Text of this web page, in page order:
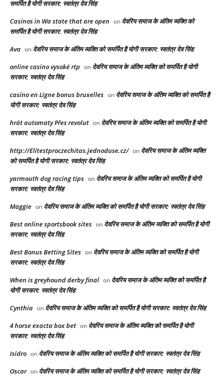
समर्पित है योगी सरकार: स्वतंत्र देव सिंह
Casinos in Wa state that are open on देवरिय समाज के अंतिम व्यक्ति को
समर्पित है योगी सरकार: स्वतंत्र देव सिंह
Ava on देवरिय समाज के अंतिम व्यक्ति को समर्पित है योगी सरकार: स्वतंत्र देव सिंह
online casino vysoké rtp on देवरिय समाज के अंतिम व्यक्ति को समर्पित है योगी
सरकार: स्वतंत्र देव सिंह
casino en Ligne bonus bruxelles on देवरिय समाज के अंतिम व्यक्ति को समर्पित है
योगी सरकार: स्वतंत्र देव सिंह
hrát automaty Přes revolut on देवरिय समाज के अंतिम व्यक्ति को समर्पित है योगी
सरकार: स्वतंत्र देव सिंह
http://Elitestproczechitas.jednoduse.cz/ on देवरिय समाज के अंतिम व्यक्ति
को समर्पित है योगी सरकार: स्वतंत्र देव सिंह
yarmouth dog racing tips​ on देवरिय समाज के अंतिम व्यक्ति को समर्पित है योगी
सरकार: स्वतंत्र देव सिंह
Maggie on देवरिय समाज के अंतिम व्यक्ति को समर्पित है योगी सरकार: स्वतंत्र देव सिंह
Best online sportsbook sites on देवरिय समाज के अंतिम व्यक्ति को समर्पित है योगी
सरकार: स्वतंत्र देव सिंह
Best Bonus Betting Sites on देवरिय समाज के अंतिम व्यक्ति को समर्पित है योगी
सरकार: स्वतंत्र देव सिंह
When is greyhound derby final​ on देवरिय समाज के अंतिम व्यक्ति को समर्पित है
योगी सरकार: स्वतंत्र देव सिंह
Cynthia on देवरिय समाज के अंतिम व्यक्ति को समर्पित है योगी सरकार: स्वतंत्र देव सिंह
4 horse exacta box bet​ on देवरिय समाज के अंतिम व्यक्ति को समर्पित है योगी
सरकार: स्वतंत्र देव सिंह
Isidro on देवरिय समाज के अंतिम व्यक्ति को समर्पित है योगी सरकार: स्वतंत्र देव सिंह
Oscar on देवरिय समाज के अंतिम व्यक्ति को समर्पित है योगी सरकार: स्वतंत्र देव सिंह